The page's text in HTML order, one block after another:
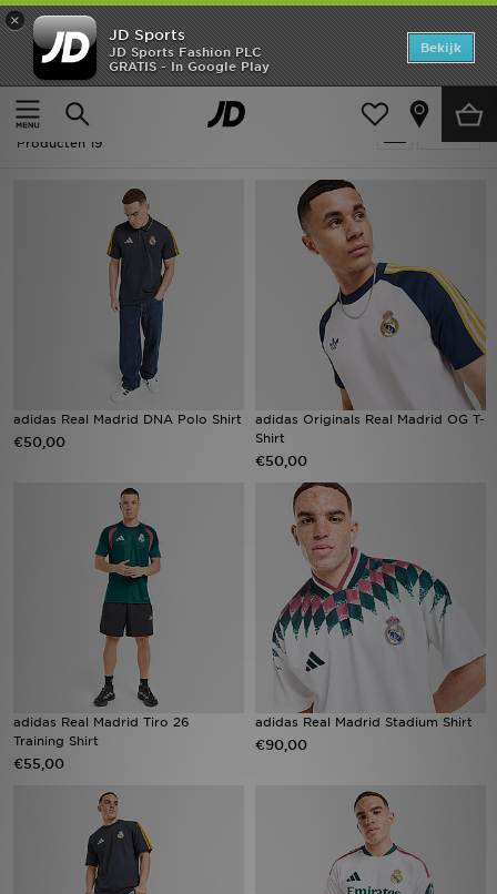
×
JD Sports
JD Sports Fashion PLC
GRATIS - In Google Play
Bekijk
Thuis
Voetbal - Real Madrid
Voetbal - Real Madrid
Producten 19
adidas Real Madrid DNA Polo Shirt
€50,00
adidas Originals Real Madrid OG T-
Shirt
€50,00
adidas Real Madrid Tiro 26
Training Shirt
€55,00
adidas Real Madrid Stadium Shirt
€90,00
Home
Offers
New In
Sports
Vind een winkel
Bestelling traceren
Klantenservice
Download de app
Wie wij zijn